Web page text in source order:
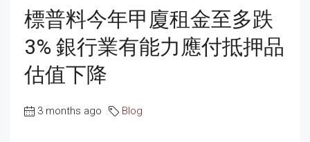
標普料今年甲廈租金至多跌
3% 銀行業有能力應付抵押品
估值下降
3 months ago Blog